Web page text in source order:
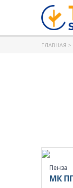
ГЛАВНАЯ
Пенза
МК